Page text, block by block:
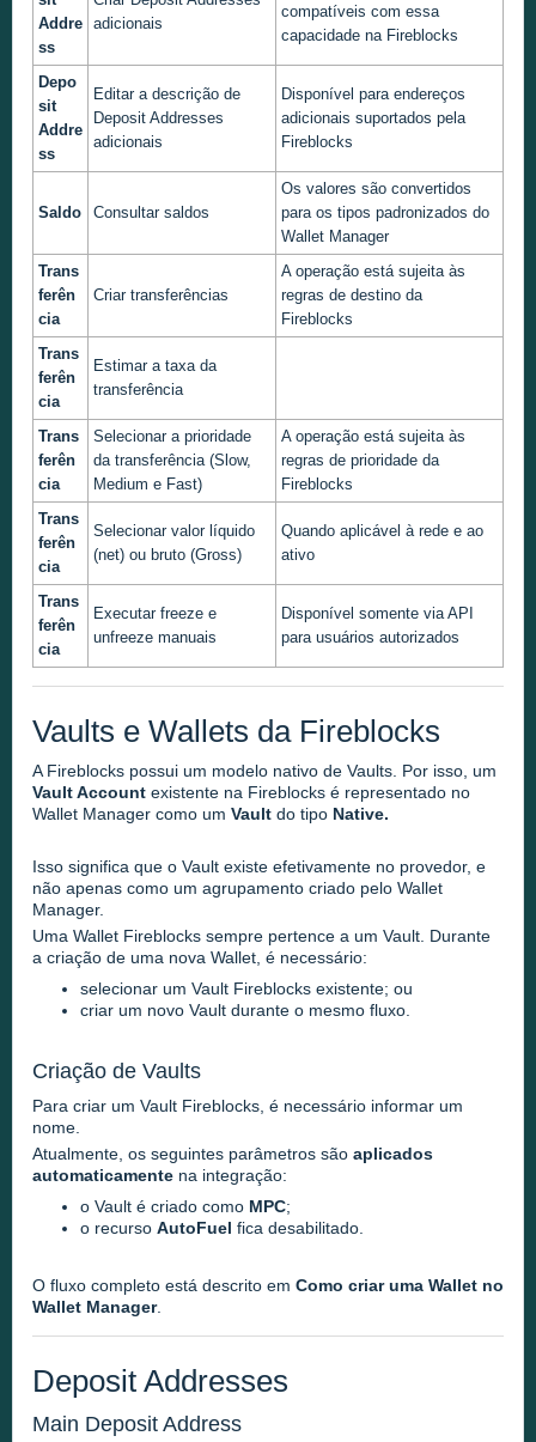
Addre
ss
adicionais
compatíveis com essa
capacidade na Fireblocks
Depo
sit
Addre
ss
Editar a descrição de
Deposit Addresses
adicionais
Disponível para endereços
adicionais suportados pela
Fireblocks
Saldo Consultar saldos
Os valores são convertidos
para os tipos padronizados do
Wallet Manager
Trans
ferên
cia
Criar transferências
A operação está sujeita às
regras de destino da
Fireblocks
Trans
ferên
cia
Estimar a taxa da
transferência
Trans
ferên
cia
Selecionar a prioridade
da transferência (Slow,
Medium e Fast)
A operação está sujeita às
regras de prioridade da
Fireblocks
Trans
ferên
cia
Selecionar valor líquido
(net) ou bruto (Gross)
Quando aplicável à rede e ao
ativo
Trans
ferên
cia
Executar freeze e
unfreeze manuais
Disponível somente via API
para usuários autorizados
Vaults e Wallets da Fireblocks
A Fireblocks possui um modelo nativo de Vaults. Por isso, um
Vault Account existente na Fireblocks é representado no
Wallet Manager como um Vault do tipo Native.
Isso significa que o Vault existe efetivamente no provedor, e
não apenas como um agrupamento criado pelo Wallet
Manager.
Uma Wallet Fireblocks sempre pertence a um Vault. Durante
a criação de uma nova Wallet, é necessário:
selecionar um Vault Fireblocks existente; ou
criar um novo Vault durante o mesmo fluxo.
Criação de Vaults
Para criar um Vault Fireblocks, é necessário informar um
nome.
Atualmente, os seguintes parâmetros são aplicados
automaticamente na integração:
o Vault é criado como MPC;
o recurso AutoFuel fica desabilitado.
O fluxo completo está descrito em Como criar uma Wallet no
Wallet Manager.
Deposit Addresses
Main Deposit Address